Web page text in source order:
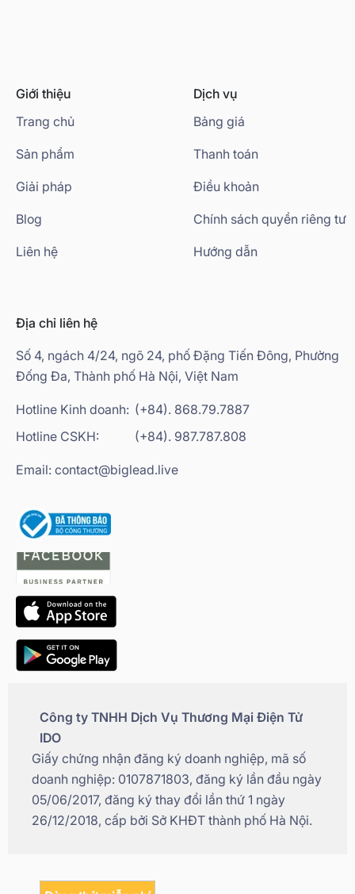
Giới thiệu
Trang chủ
Sản phẩm
Giải pháp
Blog
Liên hệ
Dịch vụ
Bảng giá
Thanh toán
Điều khoản
Chính sách quyền riêng tư
Hướng dẫn
Địa chỉ liên hệ
Số 4, ngách 4/24, ngõ 24, phố Đặng Tiến Đông, Phường
Đống Đa, Thành phố Hà Nội, Việt Nam
Hotline Kinh doanh: (+84). 868.79.7887
Hotline CSKH:
(+84). 987.787.808
Email: contact@biglead.live
Công ty TNHH Dịch Vụ Thương Mại Điện Tử
IDO
Giấy chứng nhận đăng ký doanh nghiệp, mã số
doanh nghiệp: 0107871803, đăng ký lần đầu ngày
05/06/2017, đăng ký thay đổi lần thứ 1 ngày
26/12/2018, cấp bởi Sở KHĐT thành phố Hà Nội.